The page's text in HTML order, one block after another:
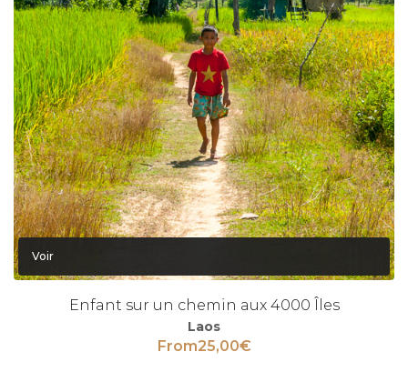
Voir
Enfant sur un chemin aux 4000 Îles
Laos
From25,00€